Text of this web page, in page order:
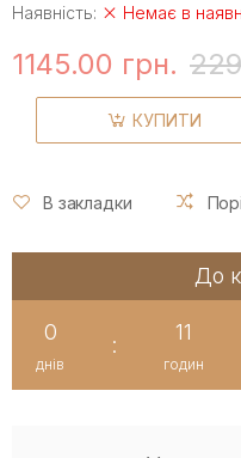
Наявність: Немає в
1145.00 грн.
КУПИТИ
В закладки
До
0
днів
:
11
годин